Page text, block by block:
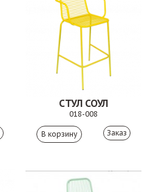
СТУЛ СОУЛ
018-008
Заказ